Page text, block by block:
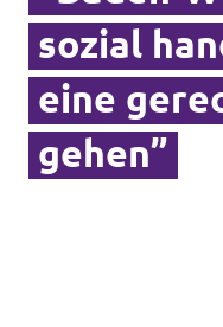
Transparenz
Datenschutz
Impressum
sozial
eine
gehen”